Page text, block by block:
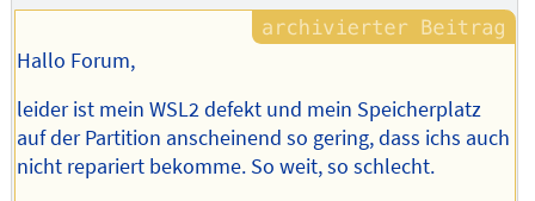
Hallo Forum,
leider ist mein WSL2 defekt und mein Speicherplatz
auf der Partition anscheinend so gering, dass ichs auch
nicht repariert bekomme. So weit, so schlecht.